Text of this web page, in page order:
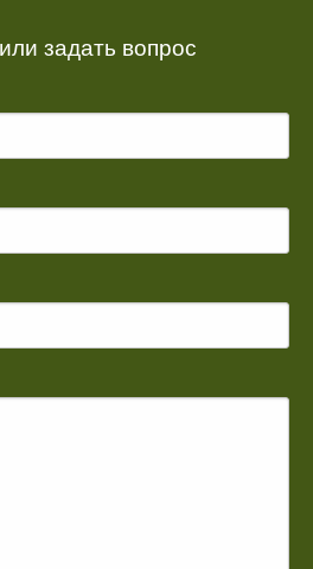
задать вопрос